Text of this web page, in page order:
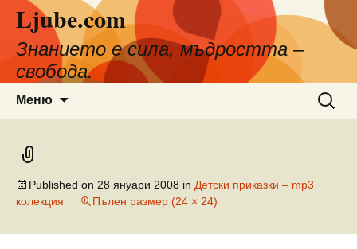
съдържанието
Ljube.com
Знанието е сила, мъдростта –
свобода.
Меню
за:
Published on 28 януари 2008 in Детски приказки – mp3
колекция
Пълен размер (24 × 24)